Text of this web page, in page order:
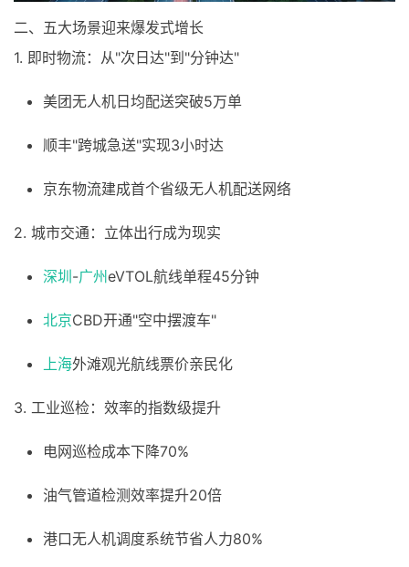
二、五大场景迎来爆发式增长
1. 即时物流：从"次日达"到"分钟达"
美团无人机日均配送突破5万单
顺丰"跨城急送"实现3小时达
京东物流建成首个省级无人机配送网络
2. 城市交通：立体出行成为现实
深圳 -广州eVTOL航线单程45分钟
北京CBD开通"空中摆渡车"
上海外滩观光航线票价亲民化
3. 工业巡检：效率的指数级提升
电网巡检成本下降70%
油气管道检测效率提升20倍
港口无人机调度系统节省人力80%